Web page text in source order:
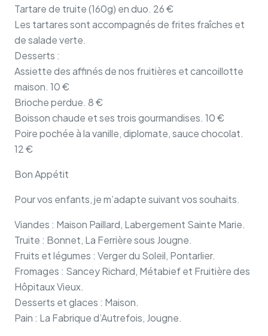
Tartare de truite (160g) en duo. 26 €
Les tartares sont accompagnés de frites fraîches et
de salade verte.
Desserts :
Assiette des affinés de nos fruitières et cancoillotte
maison. 10 €
Brioche perdue. 8 €
Boisson chaude et ses trois gourmandises. 10 €
Poire pochée à la vanille, diplomate, sauce chocolat.
12 €
Bon Appétit
Pour vos enfants, je m’adapte suivant vos souhaits.
Viandes : Maison Paillard, Labergement Sainte Marie.
Truite : Bonnet, La Ferrière sous Jougne.
Fruits et légumes : Verger du Soleil, Pontarlier.
Fromages : Sancey Richard, Métabief et Fruitière des
Hôpitaux Vieux.
Desserts et glaces : Maison.
Pain : La Fabrique d’Autrefois, Jougne.